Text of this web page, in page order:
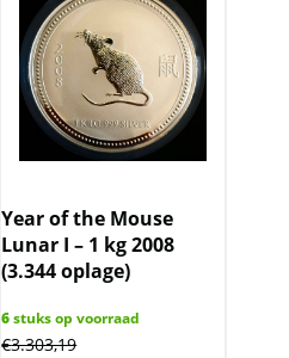
Year of the Mouse
Lunar I – 1 kg 2008
(3.344 oplage)
6stuks op voorraad
€3.303,19